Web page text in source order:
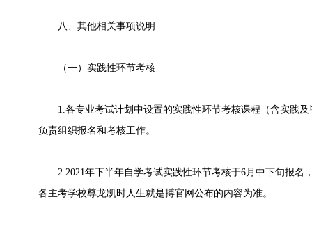
八、其他相关事项说明
（一）实践性环节考核
1.各专业考试计划中设置的实践性环节考核课程（含实践及
负责组织报名和考核工作。
2.2021年下半年自学考试实践性环节考核于6月中下旬报名
各主考学校尊龙凯时人生就是搏官网公布的内容为准。